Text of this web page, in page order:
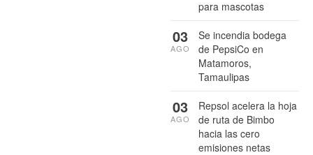
para mascotas
Se incendia bodega
de PepsiCo en
Matamoros,
Tamaulipas
03
AGO
Repsol acelera la hoja
de ruta de Bimbo
hacia las cero
emisiones netas
03
AGO